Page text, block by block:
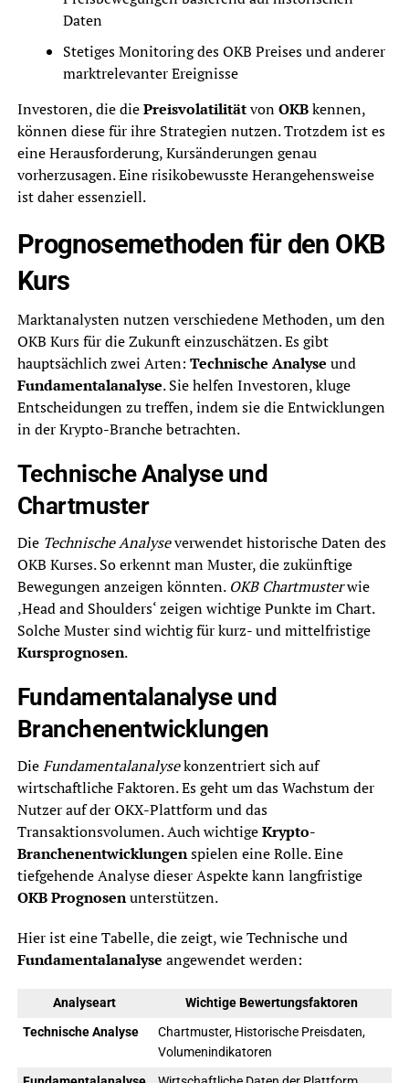
Daten
Stetiges Monitoring des OKB Preises und anderer
marktrelevanter Ereignisse
Investoren, die diePreisvolatilitätvonOKBkennen,
können diese für ihre Strategien nutzen. Trotzdem ist es
eine Herausforderung, Kursänderungen genau
vorherzusagen. Eine risikobewusste Herangehensweise
ist daher essenziell.
Prognosemethoden für den OKB
Kurs
Marktanalysten nutzen verschiedene Methoden, um den
OKB Kurs für die Zukunft einzuschätzen. Es gibt
hauptsächlich zwei Arten: Technische Analyse und
Fundamentalanalyse. Sie helfen Investoren, kluge
Entscheidungen zu treffen, indem sie die Entwicklungen
in der Krypto-Branche betrachten.
Technische Analyse und
Chartmuster
Die Technische Analyseverwendet historische Daten des
OKB Kurses. So erkennt man Muster, die zukünftige
Bewegungen anzeigen könnten. OKB Chartmusterwie
‚Head and Shoulders‘ zeigen wichtige Punkte im Chart.
Solche Muster sind wichtig für kurz- und mittelfristige
Kursprognosen.
Fundamentalanalyse und
Branchenentwicklungen
DieFundamentalanalysekonzentriert sich auf
wirtschaftliche Faktoren. Es geht um das Wachstum der
Nutzer auf der OKX-Plattform und das
Transaktionsvolumen. Auch wichtigeKrypto-
Branchenentwicklungenspielen eine Rolle. Eine
tiefgehende Analyse dieser Aspekte kann langfristige
OKB Prognosenunterstützen.
Hier ist eine Tabelle, die zeigt, wie Technische und
Fundamentalanalyse angewendet werden:
Analyseart
Wichtige Bewertungsfaktoren
Technische Analyse
Chartmuster, Historische Preisdaten,
Volumenindikatoren